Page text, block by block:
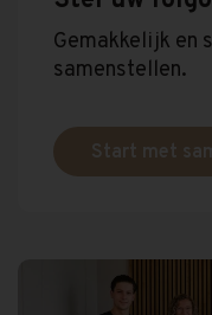
Gemakkelijk en
samenstellen.
Start met